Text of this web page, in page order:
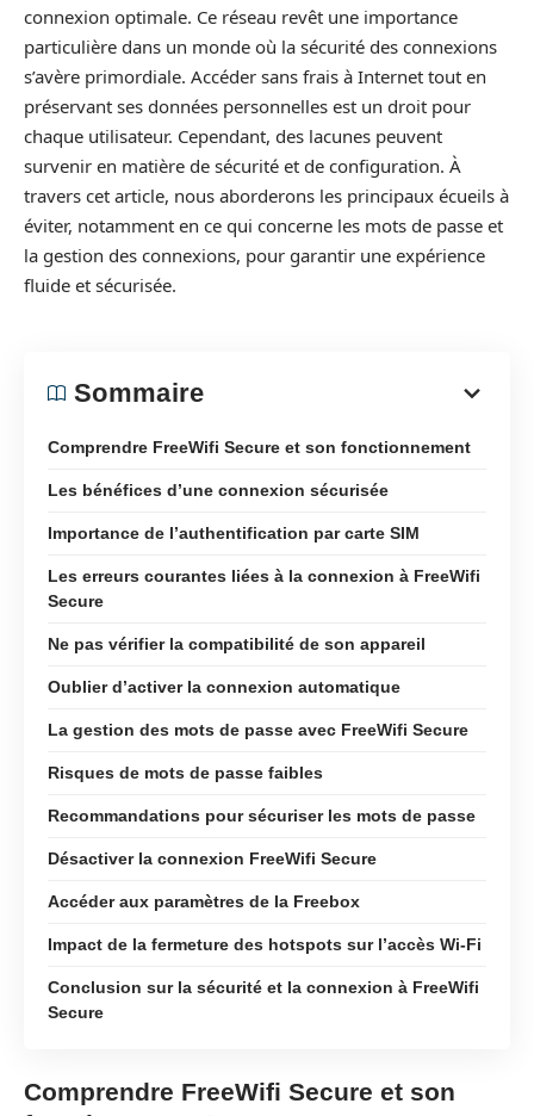
connexion optimale. Ce réseau revêt une importance
particulière dans un monde où la sécurité des connexions
s’avère primordiale. Accéder sans frais à Internet tout en
préservant ses données personnelles est un droit pour
chaque utilisateur. Cependant, des lacunes peuvent
survenir en matière de sécurité et de configuration. À
travers cet article, nous aborderons les principaux écueils à
éviter, notamment en ce qui concerne les mots de passe et
la gestion des connexions, pour garantir une expérience
fluide et sécurisée.
Sommaire
Comprendre FreeWifi Secure et son fonctionnement
Les bénéfices d’une connexion sécurisée
Importance de l’authentification par carte SIM
Les erreurs courantes liées à la connexion à FreeWifi
Secure
Ne pas vérifier la compatibilité de son appareil
Oublier d’activer la connexion automatique
La gestion des mots de passe avec FreeWifi Secure
Risques de mots de passe faibles
Recommandations pour sécuriser les mots de passe
Désactiver la connexion FreeWifi Secure
Accéder aux paramètres de la Freebox
Impact de la fermeture des hotspots sur l’accès Wi-Fi
Conclusion sur la sécurité et la connexion à FreeWifi
Secure
Comprendre FreeWifi Secure et son